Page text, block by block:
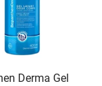
Derma Gel